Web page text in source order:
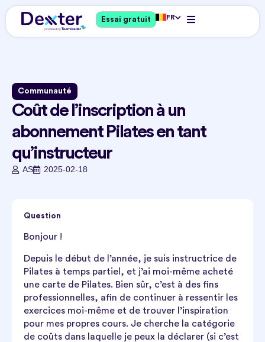
Essai gratuit FR
Communauté
Coût de l’inscription à un
abonnement Pilates en tant
qu’instructeur
AS 2025-02-18
Question
Bonjour !
Depuis le début de l’année, je suis instructrice de
Pilates à temps partiel, et j’ai moi-même acheté
une carte de Pilates. Bien sûr, c’est à des fins
professionnelles, afin de continuer à ressentir les
exercices moi-même et de trouver l’inspiration
pour mes propres cours. Je cherche la catégorie
de coûts dans laquelle je peux la déclarer (si c’est